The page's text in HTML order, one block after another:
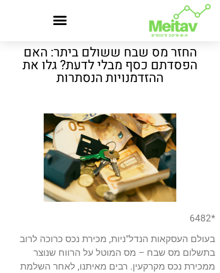
החזר מס שבח ששולם ביתר: האם
הפסדתם כסף מבלי לדעת? גלו את
ההזדמנויות הנסתרות
*6482
בעולם העסקאות הנדל"ניות, מכירת נכס כרוכה לרוב
בתשלום מס שבח – מס המוטל על הרווח שנוצר
ממכירת נכס מקרקעין. רבים מאיתנו, לאחר השלמת